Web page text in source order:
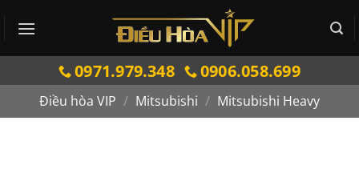
qua
0971.979.348 0906.058.699
Điều hòa VIP / Mitsubishi / Mitsubishi Heavy